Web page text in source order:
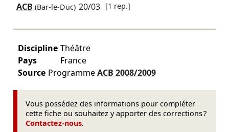
ACB (Bar-le-Duc) 20/03 [1 rep.]
Discipline Théâtre
Pays
France
Source ProgrammeACB 2008/2009
Vous possédez des informations pour compléter
cette fiche ou souhaitez y apporter des corrections ?
Contactez-nous.